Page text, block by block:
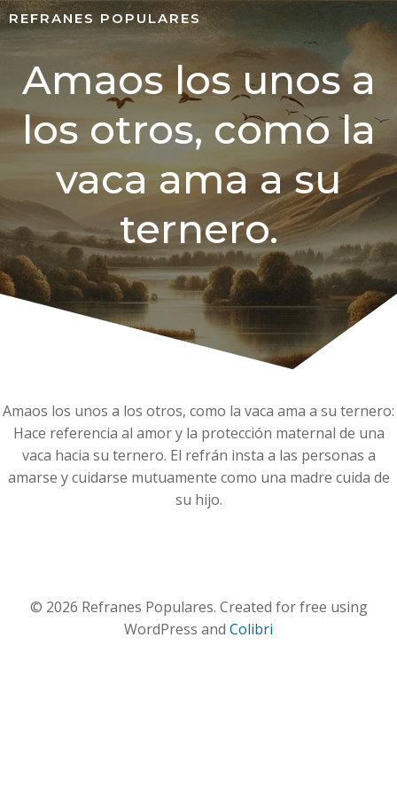
REFRANES POPULARES
Amaos los unos a
los otros, como la
vaca ama a su
ternero.
Amaos los unos a los otros, como la vaca ama a su ternero:
Hace referencia al amor y la protección maternal de una
vaca hacia su ternero. El refrán insta a las personas a
amarse y cuidarse mutuamente como una madre cuida de
su hijo.
© 2026 Refranes Populares. Created for free using
WordPress and Colibri